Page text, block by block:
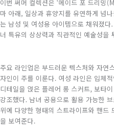
이번 써머 컬렉션은 ‘메이드 포 드리밍
마 아래, 일상과 휴양지를 유연하게 넘
는 남성 및 여성용 아이템으로 채워졌
너 특유의 상상력과 직관적인 예술성을
주요 라인업은 부드러운 텍스처와 자연
자인이 주를 이룬다. 여성 라인은 입체
디테일을 얹은 플레어 롱 스커트, 보타
강조했다. 남녀 공용으로 활용 가능한
위에 다양한 형태의 스트라이프와 핸드
을 보여준다.